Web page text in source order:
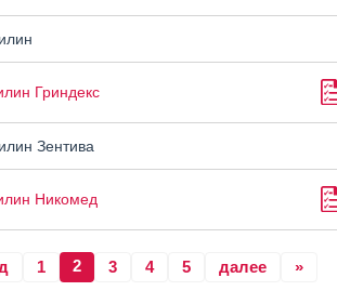
Гриндекс
Зентива
Никомед
1 2 3 4 5 далее »